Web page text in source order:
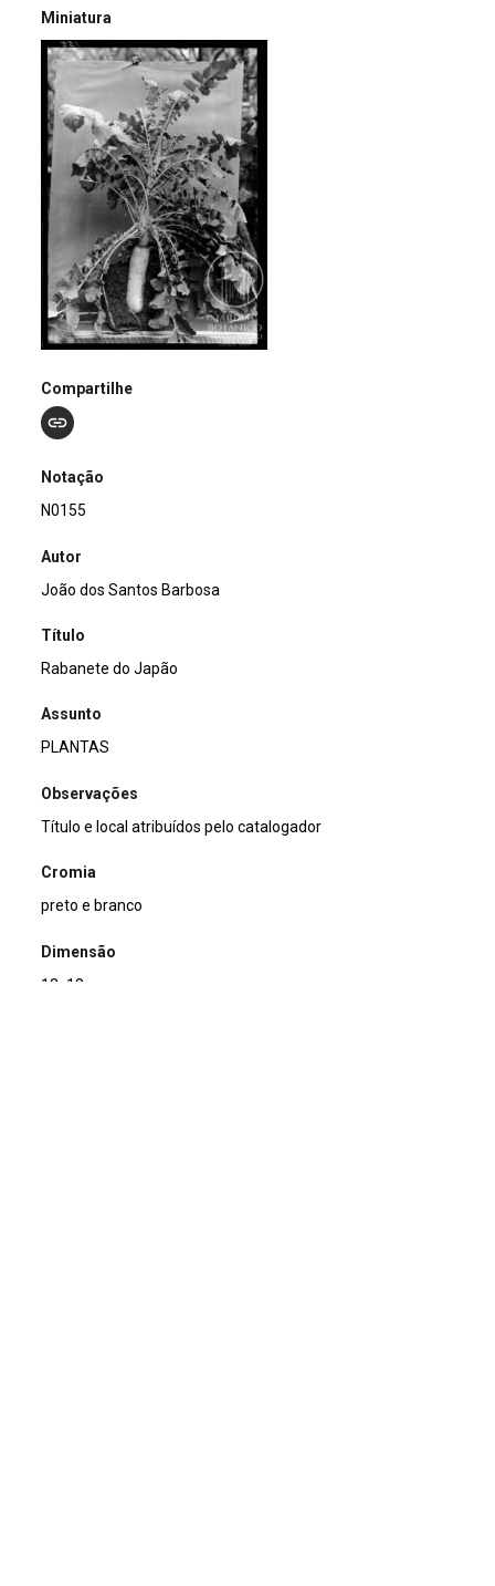
Miniatura
Compartilhe
Notação
N0155
Autor
João dos Santos Barbosa
Título
Rabanete do Japão
Assunto
PLANTAS
Observações
Título e local atribuídos pelo catalogador
Cromia
preto e branco
Dimensão
13x18cm